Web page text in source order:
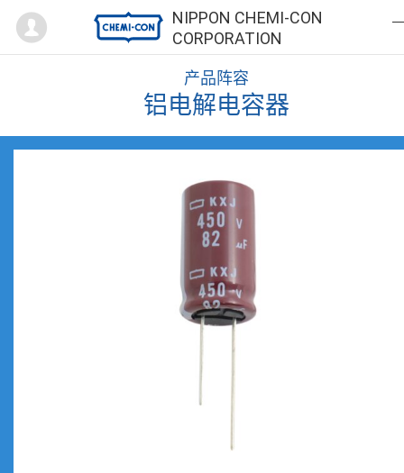
NIPPON CHEMI-CON
CORPORATION
Mypage
产品阵容
铝电解电容器